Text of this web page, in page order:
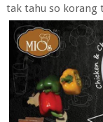
tak tahu so korang